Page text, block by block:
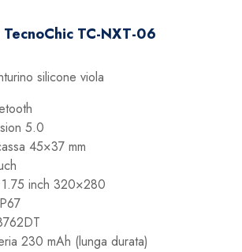
TC-NXT-06
silicone viola
5.0
45×37 mm
inch 320×280
230 mAh (lunga durata)